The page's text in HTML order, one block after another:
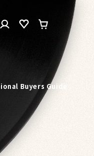
グ
イ
ー
Buyers Guide